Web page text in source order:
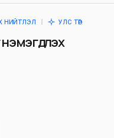
НИЙТЛЭЛ УЛС ТӨР